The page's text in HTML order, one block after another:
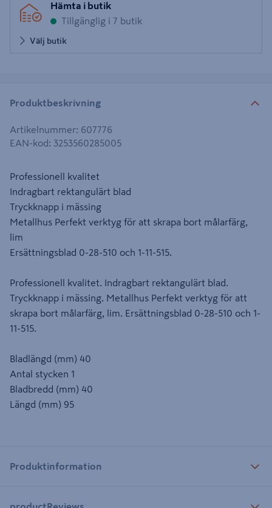
Hämta i butik
Tillgänglig i 7 butik
Välj butik
Produktbeskrivning
Artikelnummer: 607776
EAN-kod: 3253560285005
Professionell kvalitet
Indragbart rektangulärt blad
Tryckknapp i mässing
Metallhus Perfekt verktyg för att skrapa bort målarfärg,
lim
Ersättningsblad 0-28-510 och 1-11-515.
Professionell kvalitet. Indragbart rektangulärt blad.
Tryckknapp i mässing. Metallhus Perfekt verktyg för att
skrapa bort målarfärg, lim. Ersättningsblad 0-28-510 och 1-
11-515.
Bladlängd (mm) 40
Antal stycken 1
Bladbredd (mm) 40
Längd (mm) 95
Produktinformation
productReviews